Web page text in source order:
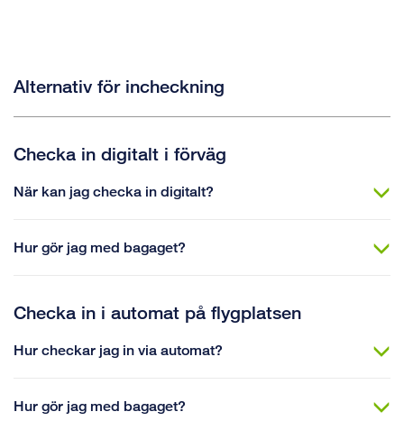
Alternativ för incheckning
Checka in digitalt i förväg
När kan jag checka in digitalt?
Hur gör jag med bagaget?
Checka in i automat på flygplatsen
Hur checkar jag in via automat?
Hur gör jag med bagaget?